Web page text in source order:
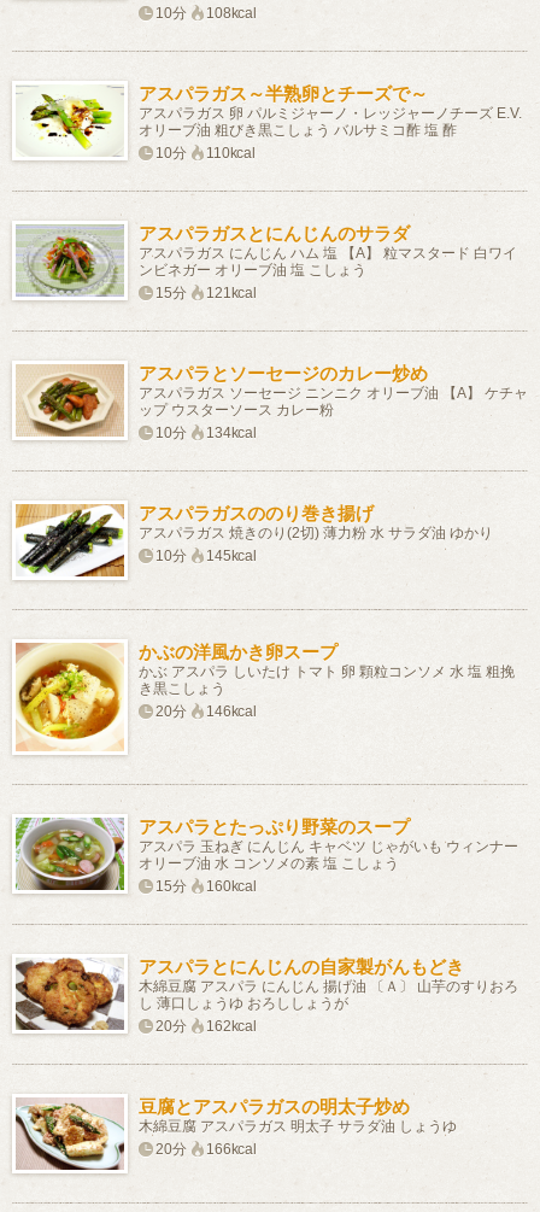
10分
108kcal
アスパラガス～半熟卵とチーズで～
アスパラガス 卵 パルミジャーノ・レッジャーノチーズ E.V.
オリーブ油 粗びき黒こしょう バルサミコ酢 塩 酢
10分
110kcal
アスパラガスとにんじんのサラダ
アスパラガス にんじん ハム 塩 【A】 粒マスタード 白ワイ
ンビネガー オリーブ油 塩 こしょう
15分
121kcal
アスパラとソーセージのカレー炒め
アスパラガス ソーセージ ニンニク オリーブ油 【A】 ケチャ
ップ ウスターソース カレー粉
10分
134kcal
アスパラガスののり巻き揚げ
アスパラガス 焼きのり(2切) 薄力粉 水 サラダ油 ゆかり
10分
145kcal
かぶの洋風かき卵スープ
かぶ アスパラ しいたけ トマト 卵 顆粒コンソメ 水 塩 粗挽
き黒こしょう
20分
146kcal
アスパラとたっぷり野菜のスープ
アスパラ 玉ねぎ にんじん キャベツ じゃがいも ウィンナー
オリーブ油 水 コンソメの素 塩 こしょう
15分
160kcal
アスパラとにんじんの自家製がんもどき
木綿豆腐 アスパラ にんじん 揚げ油 〔Ａ〕 山芋のすりおろ
し 薄口しょうゆ おろししょうが
20分
162kcal
豆腐とアスパラガスの明太子炒め
木綿豆腐 アスパラガス 明太子 サラダ油 しょうゆ
20分
166kcal